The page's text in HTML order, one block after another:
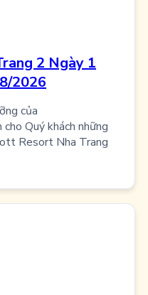
2 Ngày 1
2026
của
Quý khách những
Resort Nha Trang